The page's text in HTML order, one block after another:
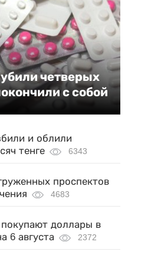
четверых
с собой
и облили
тенге
6343
проспектов
4683
доллары в
6 августа
2372